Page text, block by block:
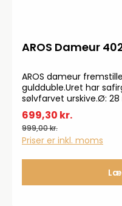
AROS Dameur
AROS dameur
guldduble.Uret har
sølvfarvet urskive.Ø:
699,30 kr.
999,00 kr.
Priser er inkl. moms